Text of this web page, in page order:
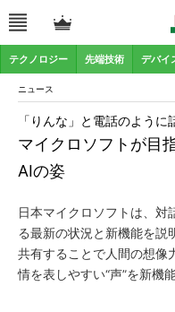
テクノロジー 先端技術 デバイ
ニュース
マイクロソフトが目
AIの姿
「りんな」と電話のように
日本マイクロソフトは、対
る最新の状況と新機能を説
共有することで人間の想像
情を表しやすい“声”を新機